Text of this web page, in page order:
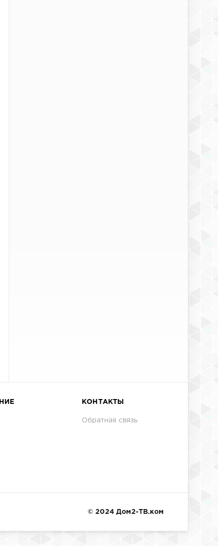
КОНТАКТЫ
Обратная связь
© 2024 Дом2-ТВ.ком